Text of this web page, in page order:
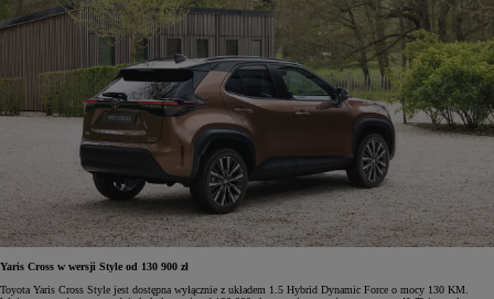
Yaris Cross w wersji Style od 130 900 zł
Toyota Yaris Cross Style jest dostępna wyłącznie z układem 1.5 Hybrid Dynamic Force o mocy 130 KM.